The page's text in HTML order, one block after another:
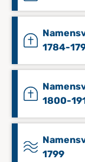
1784-
1800-
1799